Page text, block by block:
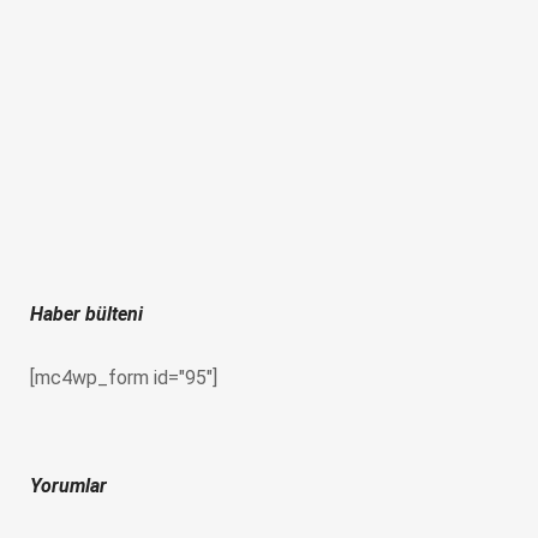
Haber bülteni
[mc4wp_form id="95"]
Yorumlar